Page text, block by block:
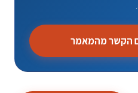
הקשר מהמאמר